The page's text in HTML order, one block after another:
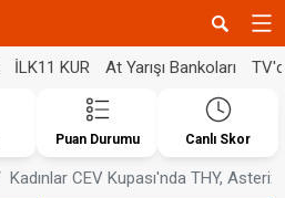
İLK11 KUR At Yarışı Bankoları
Puan Durumu Canlı Skor
Kadınlar CEV Kupası'nda THY,